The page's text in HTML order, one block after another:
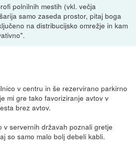
polnilnih mestih (vkl. večja
samo zaseda prostor, pitaj boga
na distribucijsko omrežje in kam
v centru in še rezervirano parkirno
mi gre tako favoriziranje avtov v
brez avtov.
v servernih državah poznali gretje
so samo malo bolj debeli kabli.